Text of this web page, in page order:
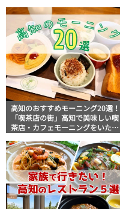
高知のおすすめモーニング20選！
「喫茶店の街」高知で美味しい喫
茶店・カフェモーニングをいただ